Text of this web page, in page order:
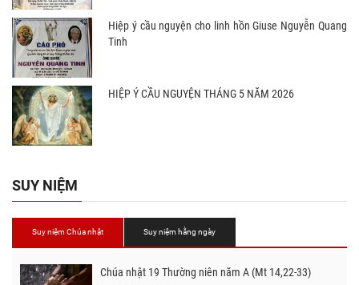
Hiệp ý cầu nguyện cho linh hồn Giuse Nguyễn Quang
Tinh
HIỆP Ý CẦU NGUYỆN THÁNG 5 NĂM 2026
SUY NIỆM
Suy niệm Chúa nhật Suy niệm hằng ngày
Chúa nhật 19 Thường niên năm A (Mt 14,22-33)